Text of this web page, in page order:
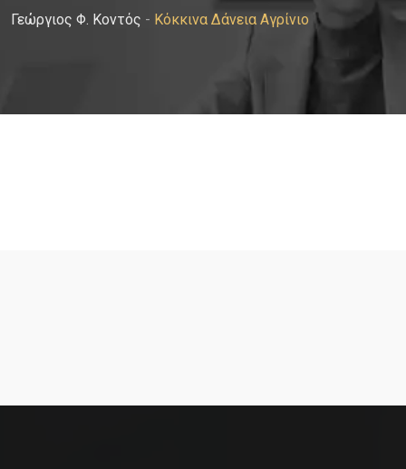
Γεώργιος Φ. Κοντός - Κόκκινα Δάνεια Αγρίνιο